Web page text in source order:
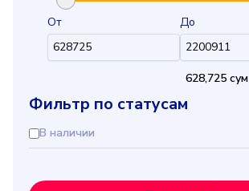
От До
628,725 cум
Фильтр по статусам
В наличии